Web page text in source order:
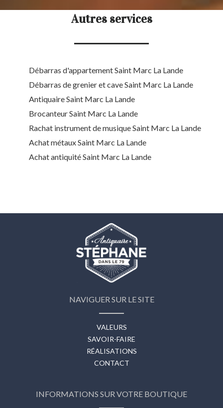
Autres services
Débarras d'appartement Saint Marc La Lande
Débarras de grenier et cave Saint Marc La Lande
Antiquaire Saint Marc La Lande
Brocanteur Saint Marc La Lande
Rachat instrument de musique Saint Marc La Lande
Achat métaux Saint Marc La Lande
Achat antiquité Saint Marc La Lande
NAVIGUER SUR LE SITE
VALEURS
SAVOIR-FAIRE
RÉALISATIONS
CONTACT
INFORMATIONS SUR VOTRE BOUTIQUE